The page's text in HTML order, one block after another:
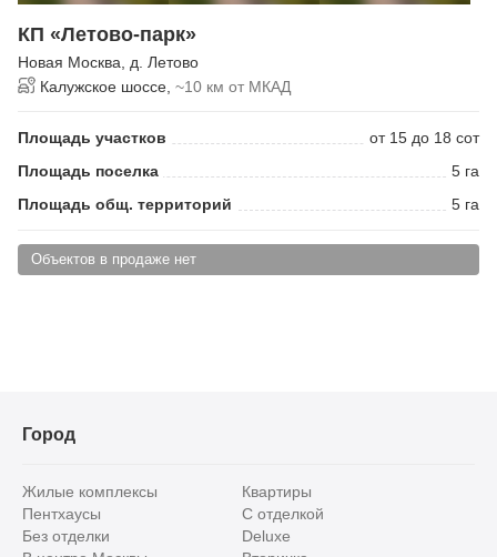
КП «Летово-парк»
Новая Москва, д. Летово
Калужское шоссе, ~10 км от МКАД
Площадь участков
от 15 до 18 сот
Площадь поселка
5 га
Площадь общ. территорий
5 га
Объектов в продаже нет
Город
Жилые комплексы
Квартиры
Пентхаусы
С отделкой
Без отделки
Deluxe